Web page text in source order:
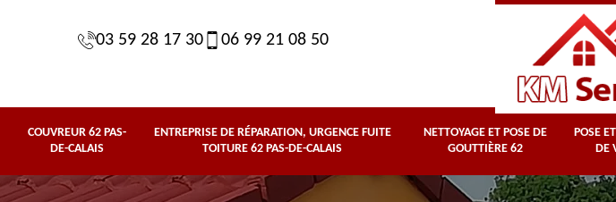
03 59 28 17 30 06 99 21 08 50
COUVREUR 62 PAS-
DE-CALAIS
ENTREPRISE DE RÉPARATION, URGENCE FUITE
TOITURE 62 PAS-DE-CALAIS
NETTOYAGE ET POSE DE
GOUTTIÈRE 62
POSE
DE